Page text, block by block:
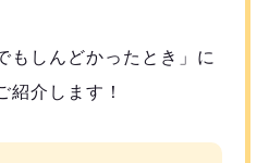
しんどかったとき」に
紹介します！